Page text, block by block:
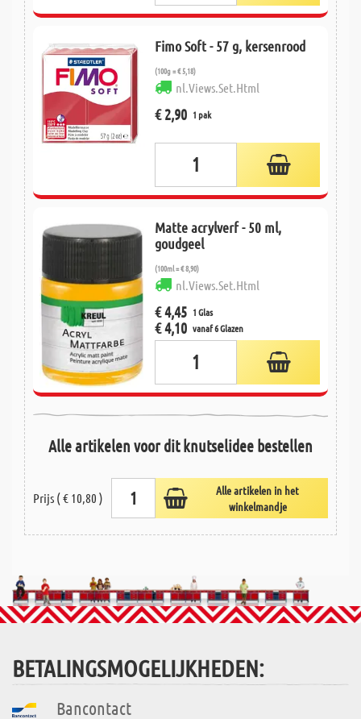
Fimo Soft - 57 g, kersenrood
(100g = € 5,18)
nl.Views.Set.Html
€ 2,90 1 pak
Matte acrylverf - 50 ml,
goudgeel
(100ml = € 8,90)
nl.Views.Set.Html
€ 4,45 1 Glas
€ 4,10 vanaf 6 Glazen
Alle artikelen voor dit knutselidee bestellen
Prijs ( € 10,80 )
Alle artikelen in het
winkelmandje
BETALINGSMOGELIJKHEDEN:
Bancontact